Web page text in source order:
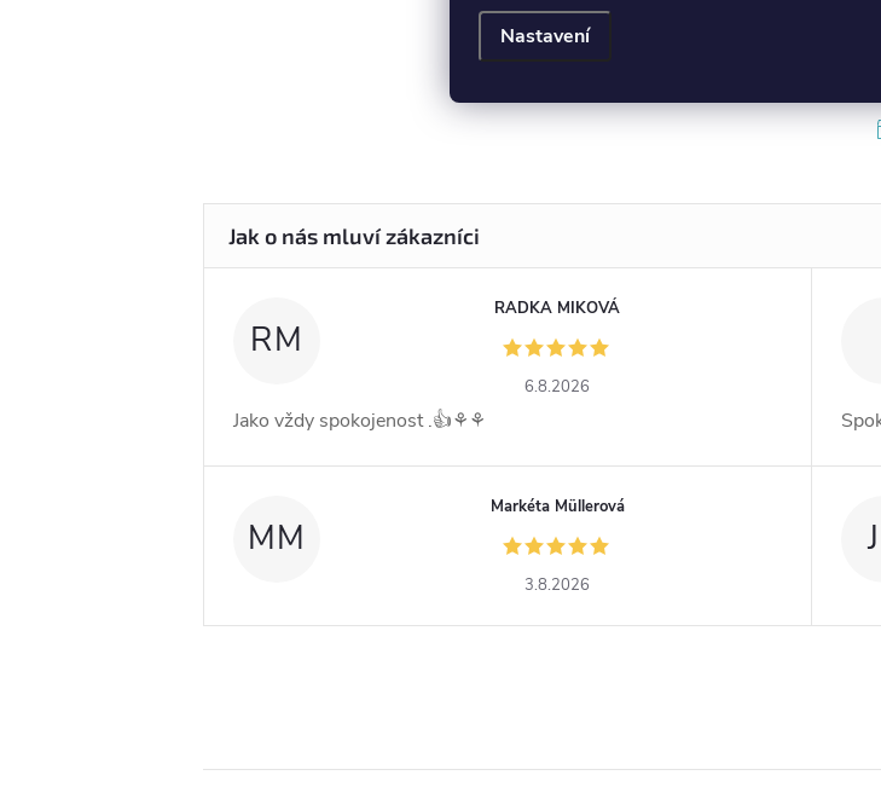
Nastavení
RM
RADKA MIKOVÁ
6.8.2026
Jako vždy spokojenost .👍⚘️⚘️
MM
Markéta Müllerová
3.8.2026